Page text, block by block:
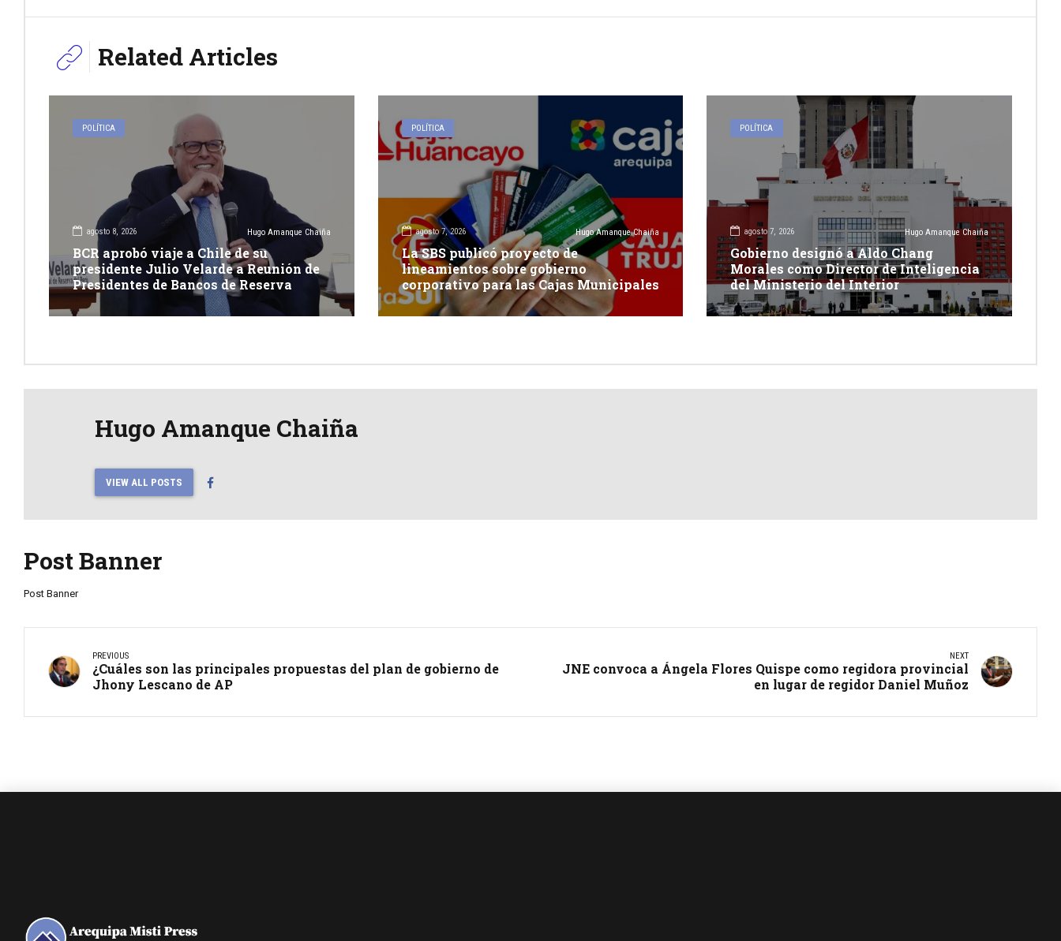
Related Articles
POLÍTICA
agosto 8, 2026 Hugo Amanque Chaiña
BCR aprobó viaje a Chile de su
presidente Julio Velarde a Reunión de
Presidentes de Bancos de Reserva
POLÍTICA
agosto 7, 2026 Hugo Amanque Chaiña
La SBS publicó proyecto de
lineamientos sobre gobierno
corporativo para las Cajas Municipales
POLÍTICA
agosto 7, 2026 Hugo Amanque Chaiña
Gobierno designó a Aldo Chang
Morales como Director de Inteligencia
del Ministerio del Interior
Hugo Amanque Chaiña
VIEW ALL POSTS
Post Banner
Post Banner
PREVIOUS
¿Cuáles son las principales propuestas del plan de gobierno de
Jhony Lescano de AP
NEXT
JNE convoca a Ángela Flores Quispe como regidora provincial
en lugar de regidor Daniel Muñoz